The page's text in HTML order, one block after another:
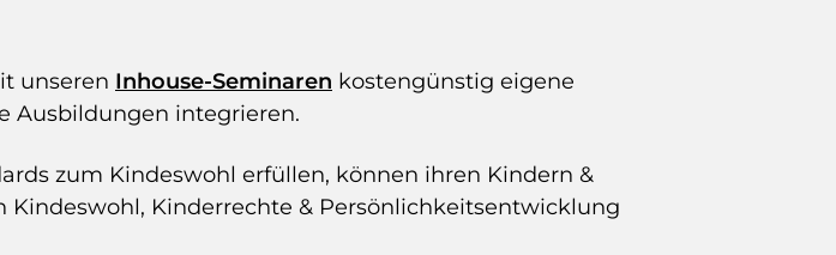
unseren Inhouse-Seminaren kostengünstig eigene
Ausbildungen integrieren.
zum Kindeswohl erfüllen, können ihren Kindern &
Kindeswohl, Kinderrechte & Persönlichkeitsentwicklung